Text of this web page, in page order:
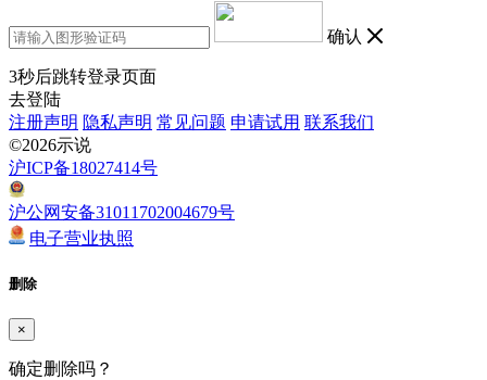
确认
3秒后跳转登录页面
去登陆
注册声明 隐私声明 常见问题 申请试用 联系我们
©2026示说
沪ICP备18027414号
沪公网安备31011702004679号
电子营业执照
删除
×
确定删除吗？